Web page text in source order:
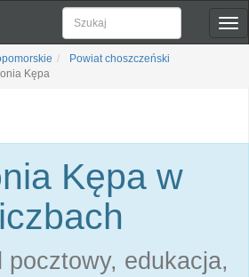
Powiat choszczeński
Kępa
Kępa w
pocztowy, edukacja,